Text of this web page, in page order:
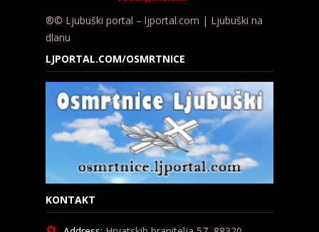
®© Ljubuški portal – ljportal.com | Ljubuški na
dlanu
LJPORTAL.COM/OSMRTNICE
KONTAKT